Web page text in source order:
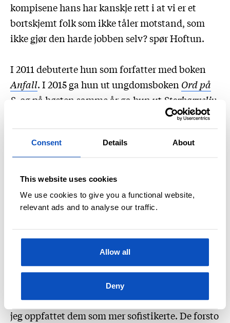
Consent Details About
This website uses cookies
We use cookies to give you a functional website,
relevant ads and to analyse our traffic.
Allow all
Deny
kompisene hans har kanskje rett i at vi er et
bortskjemt folk som ikke tåler motstand, som
ikke gjør den harde jobben selv? spør Hoftun.
I 2011 debuterte hun som forfatter med boken
Anfall. I 2015 ga hun ut ungdomsboken Ord på
S , og på høsten samme år ga hun ut Storbarnsliv
som hun ble nominert til Brageprisen for.
Hoftun forteller at hun har vokst opp med
svensk kultur rundt seg, og at det derfor var
interessant å se på maktbalansen mellom Norge
og Sverige i romanenSvensken
– Jeg er vokst opp med svensk litteratur, svenske
kom til hjembygda mi i Hallingdal for å «åka
skidor». Som ung serverte jeg svenskene øl i den
lokale baren og skjønte at de ikke var like kjent
med vår kultur og vårt språk slik vi var med alt
deres. Det var europeere som kom fra Sverige, og
jeg oppfattet dem som mer sofistikerte. De forsto